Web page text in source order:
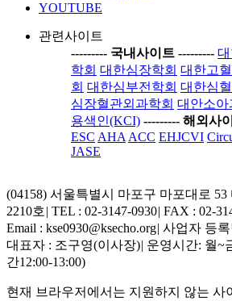
YOUTUBE
관련사이트
--------- 국내사이트 ---------
학회 대한심장학회 대한고
회 대한심부전학회 대한심
심장혈관외과학회 대안소아
용색인(KCI) --------- 해외사
ESC AHA ACC EHJCVI
JASE
(04158) 서울특별시 마포구 마포대로
2210호 | TEL : 02-3147-0930| FAX : 02-
Email : kse0930@ksecho.org| 사업자 등록
대표자 : 조구영(이사장)| 운영시간: 월~
간12:00-13:00)
현재 브라우저에서는 지원하지 않는 사